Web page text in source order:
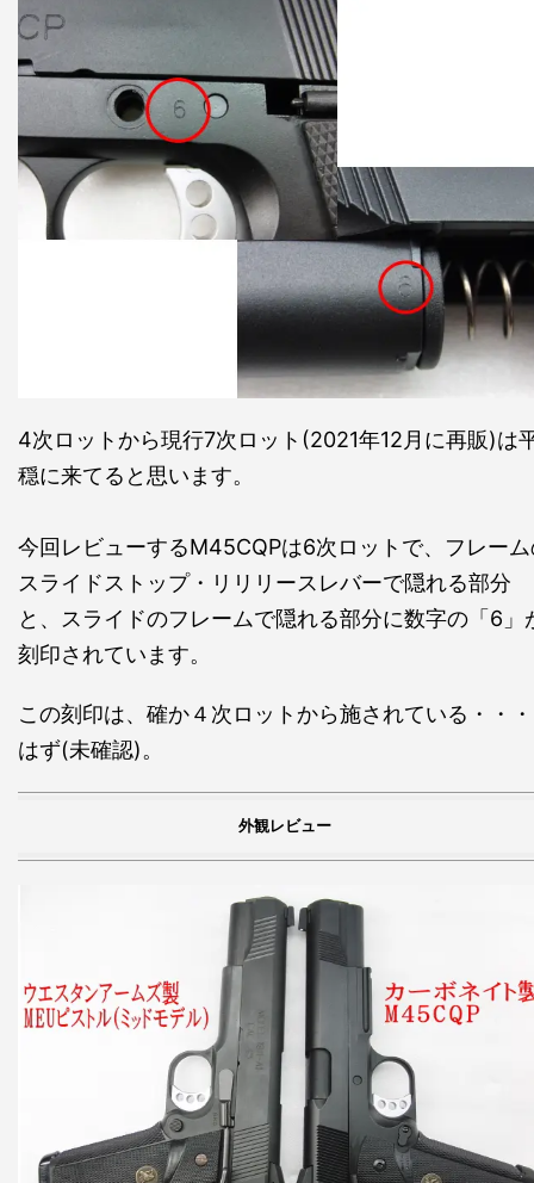
4次ロットから現行7次ロット(2021年12月に再販)は
穏に来てると思います。
今回レビューするM45CQPは6次ロットで、フレー
スライドストップ・リリリースレバーで隠れる部分
と、スライドのフレームで隠れる部分に数字の「6」
刻印されています。
この刻印は、確か４次ロットから施されている・・・
はず(未確認)。
外観レビュー